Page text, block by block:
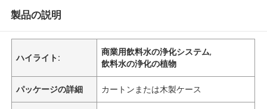
製品の説明
ハイライト:
商業用飲料水の浄化システム,
飲料水の浄化の植物
パッケージの詳細 カートンまたは木製ケース